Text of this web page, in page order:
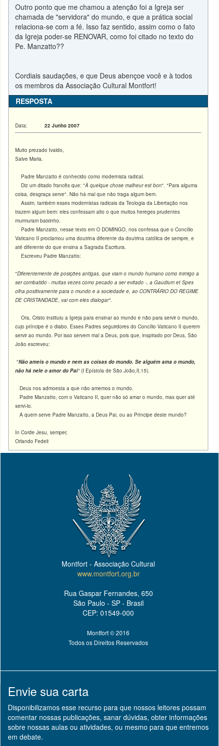
Outro ponto que me chamou a atenção foi a Igreja ser
chamada de "servidora" do mundo, e que a prática social
relaciona-se com a fé. Isso faz sentido, assim como o fato
da Igreja poder-se RENOVAR, como foi citado no texto do
Pe. Manzatto??
Cordiais saudações, e que Deus abençoe você e à todos
os membros da Associação Cultural Montfort!
RESPOSTA
Data: 22 Junho 2007
Muito prezado Ivaldo,
Salve Maria.
Padre Manzatto é conhecido como modernista radical.
Diz um ditado francês que: "À quelque chose malheur est bon". "Para alguma
coisa, desgraça serve". Não há mal que não traga algum bem.
Assim, também esses modernistas radicais da Teologia da Libertação nos
trazem algum bem: eles confessam alto o que muitos hereges prudentes
murmuram baixinho.
Padre Manzatto, nesse texto em O DOMINGO, nos confessa que o Concílio
Vaticano II proclamou uma doutrina diferente da doutrina católica de sempre, e
até diferente do que ensina a Sagrada Escritura.
Escreveu Padre Manzatto:
"Diferentemente de posições antigas, que viam o mundo humano como inimigo a
ser combatido - muitas vezes como pecado a ser evitado -, a Gaudium et Spes
olha positivamente para o mundo e a sociedade e, ao CONTRÁRIO DO REGIME
DE CRISTANDADE, vai com eles dialogar".
Ora, Cristo instituiu a Igreja para ensinar ao mundo e não para servir o mundo,
cujo príncipe é o diabo. Esses Padres seguirdores do Concílio Vaticano II querem
servir ao mundo. Por isso servem mal a Deus, pois que, inspirado por Deus, São
João escreveu:
"Não ameis o mundo e nem as coisas do mundo. Se alguém ama o mundo,
não há nele o amor do Pai"(I Epístola de São Joâo,II,15).
Deus nos admoesta a que não amemos o mundo.
Padre Manzatto, com o Vaticano II, quer não só amar o mundo, mas quer até
servi-lo.
A quem serve Padre Manzatto, a Deus Pai, ou ao Príncipe deste mundo?
In Corde Jesu, semper,
Orlando Fedeli
Montfort - Associação Cultural
www.montfort.org.br
Rua Gaspar Fernandes, 650
São Paulo - SP - Brasil
CEP: 01549-000
Montfort © 2016
Todos os Direitos Reservados
Envie sua carta
Disponibilizamos esse recurso para que nossos leitores possam
comentar nossas publicações, sanar dúvidas, obter informações
sobre nossas aulas ou atividades, ou mesmo para que entremos
em debate.